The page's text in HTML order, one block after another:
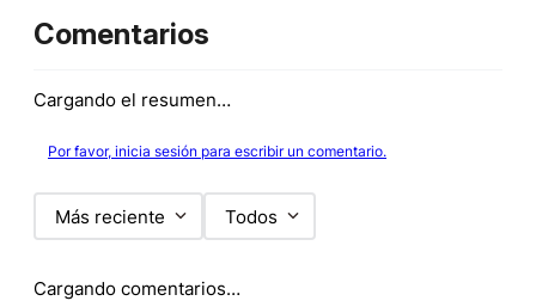
Comentarios
Cargando el resumen…
Por favor, inicia sesión para escribir un comentario.
Más reciente Todos
Cargando comentarios…